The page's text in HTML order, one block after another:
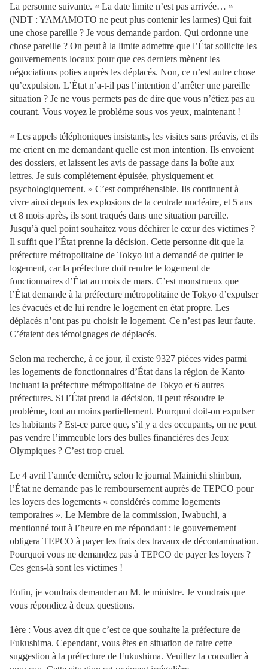
La personne suivante. « La date limite n’est pas arrivée… »
(NDT : YAMAMOTO ne peut plus contenir les larmes) Qui fait
une chose pareille ? Je vous demande pardon. Qui ordonne une
chose pareille ? On peut à la limite admettre que l’État sollicite les
gouvernements locaux pour que ces derniers mènent les
négociations polies auprès les déplacés. Non, ce n’est autre chose
qu’expulsion. L’État n’a-t-il pas l’intention d’arrêter une pareille
situation ? Je ne vous permets pas de dire que vous n’étiez pas au
courant. Vous voyez le problème sous vos yeux, maintenant !
« Les appels téléphoniques insistants, les visites sans préavis, et ils
me crient en me demandant quelle est mon intention. Ils envoient
des dossiers, et laissent les avis de passage dans la boîte aux
lettres. Je suis complètement épuisée, physiquement et
psychologiquement. » C’est compréhensible. Ils continuent à
vivre ainsi depuis les explosions de la centrale nucléaire, et 5 ans
et 8 mois après, ils sont traqués dans une situation pareille.
Jusqu’à quel point souhaitez vous déchirer le cœur des victimes ?
Il suffit que l’État prenne la décision. Cette personne dit que la
préfecture métropolitaine de Tokyo lui a demandé de quitter le
logement, car la préfecture doit rendre le logement de
fonctionnaires d’État au mois de mars. C’est monstrueux que
l’État demande à la préfecture métropolitaine de Tokyo d’expulser
les évacués et de lui rendre le logement en état propre. Les
déplacés n’ont pas pu choisir le logement. Ce n’est pas leur faute.
C’étaient des témoignages de déplacés.
Selon ma recherche, à ce jour, il existe 9327 pièces vides parmi
les logements de fonctionnaires d’État dans la région de Kanto
incluant la préfecture métropolitaine de Tokyo et 6 autres
préfectures. Si l’État prend la décision, il peut résoudre le
problème, tout au moins partiellement. Pourquoi doit-on expulser
les habitants ? Est-ce parce que, s’il y a des occupants, on ne peut
pas vendre l’immeuble lors des bulles financières des Jeux
Olympiques ? C’est trop cruel.
Le 4 avril l’année dernière, selon le journal Mainichi shinbun,
l’État ne demande pas le remboursement auprès de TEPCO pour
les loyers des logements « considérés comme logements
temporaires ». Le Membre de la commission, Iwabuchi, a
mentionné tout à l’heure en me répondant : le gouvernement
obligera TEPCO à payer les frais des travaux de décontamination.
Pourquoi vous ne demandez pas à TEPCO de payer les loyers ?
Ces gens-là sont les victimes !
Enfin, je voudrais demander au M. le ministre. Je voudrais que
vous répondiez à deux questions.
1ère : Vous avez dit que c’est ce que souhaite la préfecture de
Fukushima. Cependant, vous êtes en situation de faire cette
suggestion à la préfecture de Fukushima. Veuillez la consulter à